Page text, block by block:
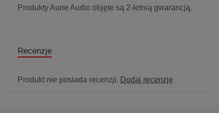
Produkty Aune Audio objęte są 2-letnią gwarancją.
Recenzje
Produkt nie posiada recenzji. Dodaj recenzję